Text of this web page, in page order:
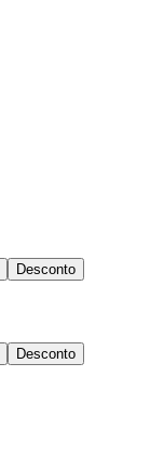
Desconto
Desconto